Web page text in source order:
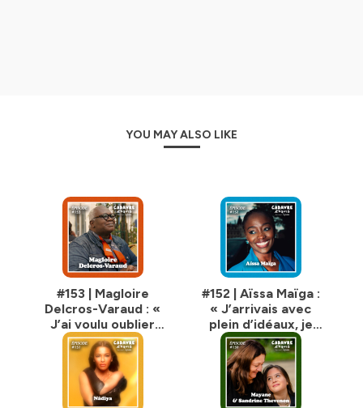
YOU MAY ALSO LIKE
#153 | Magloire
Delcros-Varaud : «
J’ai voulu oublier
l’Afrique par souci
de conformité »
#152 | Aïssa Maïga :
« J’arrivais avec
plein d’idéaux, je
pensais le cinéma
progressiste : la
douche a été hyper
froide »